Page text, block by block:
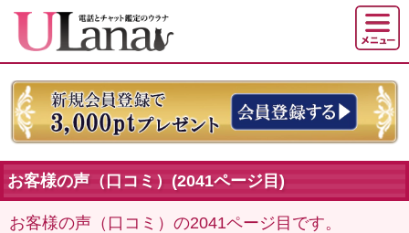
お客様の声（口コミ）(2041ページ目)
お客様の声（口コミ）の2041ページ目です。